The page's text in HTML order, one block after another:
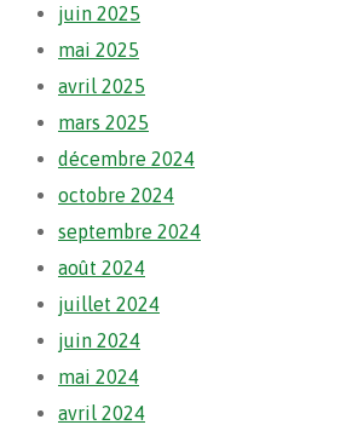
juin 2025
mai 2025
avril 2025
mars 2025
décembre 2024
octobre 2024
septembre 2024
août 2024
juillet 2024
juin 2024
mai 2024
avril 2024